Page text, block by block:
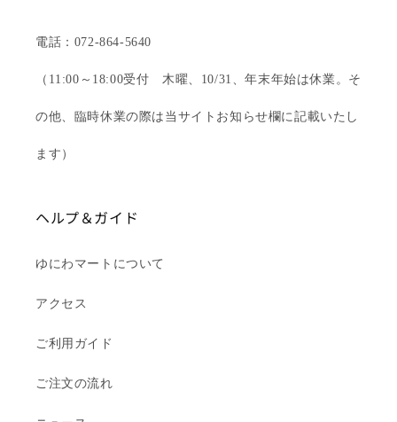
電話：072-864-5640
（11:00～18:00受付 木曜、10/31、年末年始は休業。そ
の他、臨時休業の際は当サイトお知らせ欄に記載いたし
ます）
ヘルプ＆ガイド
ゆにわマートについて
アクセス
ご利用ガイド
ご注文の流れ